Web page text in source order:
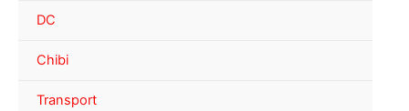
DC
Chibi
Transport